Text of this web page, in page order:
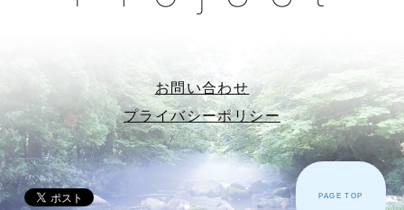
PAGE TOP
お問い合わせ
プライバシーポリシー